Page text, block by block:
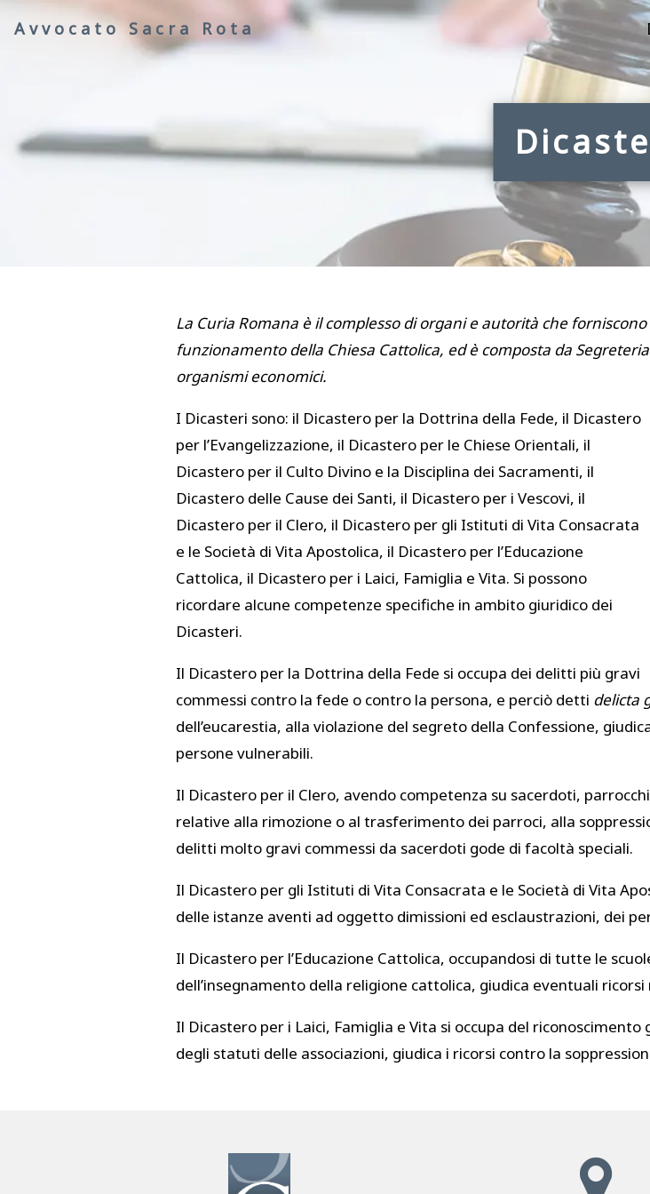
Avvocato Sacra Rota
La Curia Romana è il complesso di organi e autorità che
funzionamento della Chiesa Cattolica, ed è composta da
organismi economici.
I Dicasteri sono: il Dicastero per la Dottrina della Fede, il Dicastero
per l’Evangelizzazione, il Dicastero per le Chiese Orientali, il
Dicastero per il Culto Divino e la Disciplina dei Sacramenti, il
Dicastero delle Cause dei Santi, il Dicastero per i Vescovi, il
Dicastero per il Clero, il Dicastero per gli Istituti di Vita Consacrata
e le Società di Vita Apostolica, il Dicastero per l’Educazione
Cattolica, il Dicastero per i Laici, Famiglia e Vita. Si possono
ricordare alcune competenze specifiche in ambito giuridico dei
Dicasteri.
Il Dicastero per la Dottrina della Fede si occupa dei delitti più gravi
commessi contro la fede o contro la persona, e perciò detti delicta
dell’eucarestia, alla violazione del segreto della Confessione,
persone vulnerabili.
Il Dicastero per il Clero, avendo competenza su sacerdoti,
relative alla rimozione o al trasferimento dei parroci, alla
delitti molto gravi commessi da sacerdoti gode di facoltà speciali.
Il Dicastero per gli Istituti di Vita Consacrata e le Società di Vita
delle istanze aventi ad oggetto dimissioni ed esclaustrazioni, dei
Il Dicastero per l’Educazione Cattolica, occupandosi di tutte le
dell’insegnamento della religione cattolica, giudica eventuali
Il Dicastero per i Laici, Famiglia e Vita si occupa del
degli statuti delle associazioni, giudica i ricorsi contro la